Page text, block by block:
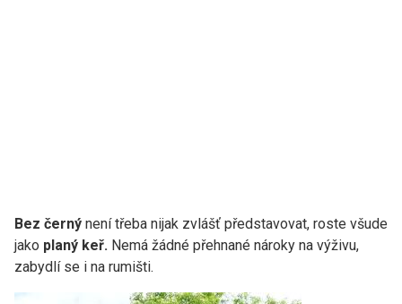
Bez černý není třeba nijak zvlášť představovat, roste všude
jako planý keř. Nemá žádné přehnané nároky na výživu,
zabydlí se i na rumišti.